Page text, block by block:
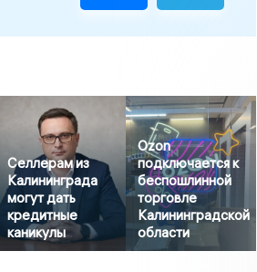
Селлерам из
Калининграда
могут дать
кредитные
каникулы
Ozon
подключается к
беспошлинной
торговле
Калининградской
области